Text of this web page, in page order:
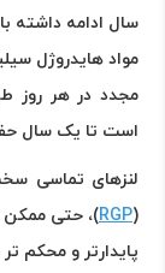
سال ادامه داشته
مواد هایدروژل
مجدد در هر روز
است تا یک سال
لنزهای تماسی
(
RGP)، حتی ممکن
پایدارتر و محکم